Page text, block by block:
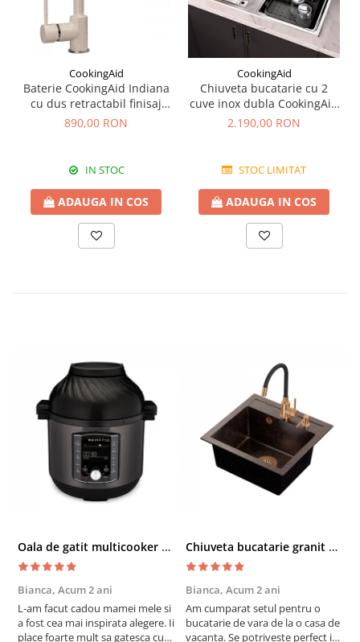
CookingAid
Baterie CookingAid Indiana
cu dus retractabil finisaj
granit Bej Pigmentat /
890,00 RON
IN STOC
ADAUGA IN COS
CookingAid
Chiuveta bucatarie cu 2
cuve inox dubla CookingAid
FUSION 86BB
2.190,00 RON
STOC LIMITAT
ADAUGA IN COS
Oala de gatit multicooker 11 functii Instant Pot Pro Crisp 8 + Air Fryer 7.6 lt
Bianca, Acum 2 ani
L-am facut cadou mamei mele si
a fost cea mai inspirata alegere. Ii
place foarte mult sa gatesca cu
Chiuveta bucatarie granit cu finisaj negru perlat/cupru Steingran Art Copper cu dozator si baterie Quadron
Bianca, Acum 2 ani
Am cumparat setul pentru o
bucatarie de vara de la o casa de
vacanta. Se potriveste perfect in